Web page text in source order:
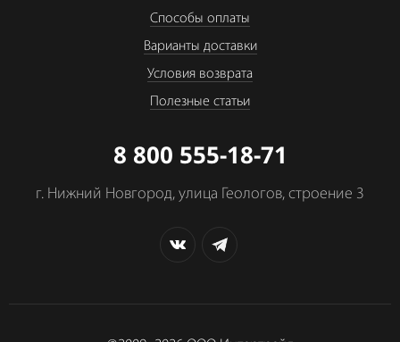
Способы оплаты
Варианты доставки
Условия возврата
Полезные статьи
8 800 555-18-71
г. Нижний Новгород, улица Геологов, строение 3